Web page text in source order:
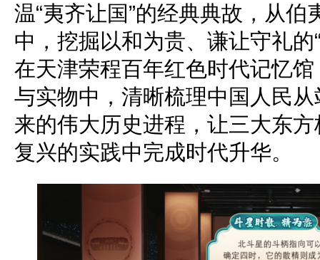
温“夷齐让国”的经典典故，从伯
中，挖掘以和为贵、谦让守礼的
在天津荣程百年红色时代记忆
与实物中，清晰梳理中国人民
来的伟大历史进程，让三大东
复兴的实践中完成时代升华。